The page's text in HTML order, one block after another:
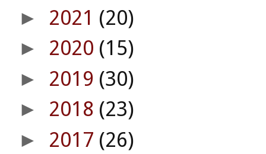
► 2021 (20)
► 2020 (15)
► 2019 (30)
► 2018 (23)
► 2017 (26)